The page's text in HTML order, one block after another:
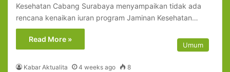
Kesehatan Cabang Surabaya menyampaikan tidak ada
rencana kenaikan iuran program Jaminan Kesehatan…
Read More »
Umum
Kabar Aktualita 4 weeks ago 8